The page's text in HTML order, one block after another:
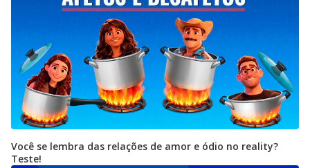
Você se lembra das relações de amor e ódio no reality?
Teste!